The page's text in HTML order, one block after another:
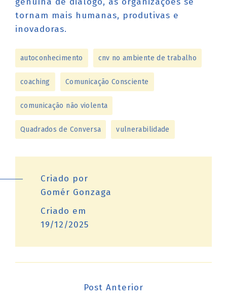
tornam mais humanas, produtivas e
inovadoras.
autoconhecimento cnv no ambiente de trabalho
coaching Comunicação Consciente
comunicação não violenta
Quadrados de Conversa vulnerabilidade
Criado por
Gomér Gonzaga
Criado em
19/12/2025
Post Anterior